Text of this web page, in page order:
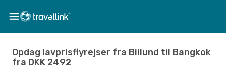
Opdag lavprisflyrejser fra Billund til Bangkok
fra DKK 2492